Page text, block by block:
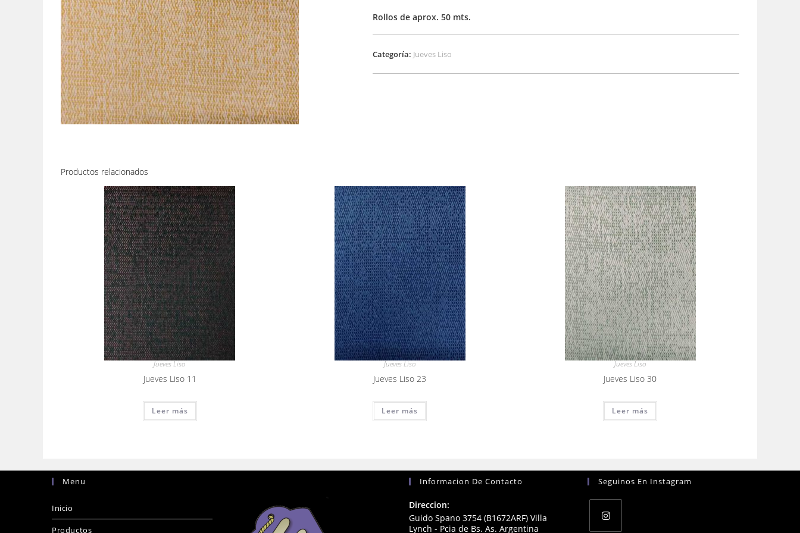
Rollos de aprox. 50 mts.
Categoría: Jueves Liso
Productos relacionados
Jueves Liso
Jueves Liso 11
Leer más
Jueves Liso
Jueves Liso 23
Leer más
Jueves Liso
Jueves Liso 30
Leer más
Menu
Inicio
Productos
Informacion De Contacto
Direccion:
Guido Spano 3754 (B1672ARF) Villa
Lynch - Pcia de Bs. As. Argentina
Seguinos En Instagram